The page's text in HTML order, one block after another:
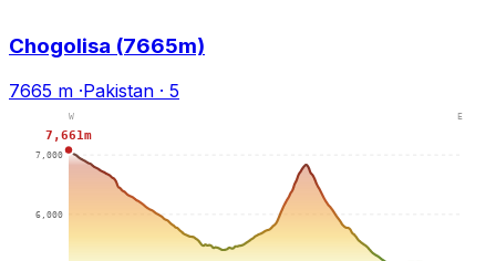
Chogolisa (7665m)
7665 m ·Pakistan · 5